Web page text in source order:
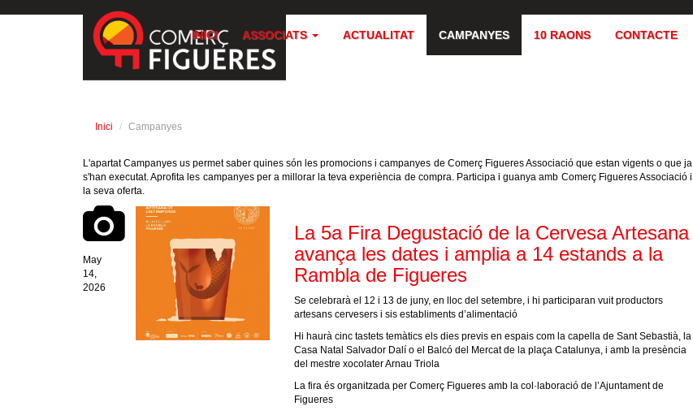
INICI ASSOCIATS ACTUALITAT CAMPANYES 10 RAONS CONTACTE
Inici Campanyes
L'apartat Campanyes us permet saber quines són les promocions i campanyes de Comerç Figueres Associació que estan vigents o que ja
s'han executat. Aprofita les campanyes per a millorar la teva experiència de compra. Participa i guanya amb Comerç Figueres Associació i
la seva oferta.
May
14,
2026
La 5a Fira Degustació de la Cervesa Artesana
avança les dates i amplia a 14 estands a la
Rambla de Figueres
Se celebrarà el 12 i 13 de juny, en lloc del setembre, i hi participaran vuit productors
artesans cervesers i sis establiments d’alimentació
Hi haurà cinc tastets temàtics els dies previs en espais com la capella de Sant Sebastià, la
Casa Natal Salvador Dalí o el Balcó del Mercat de la plaça Catalunya, i amb la presència
del mestre xocolater Arnau Triola
La fira és organitzada per Comerç Figueres amb la col·laboració de l’Ajuntament de
Figueres